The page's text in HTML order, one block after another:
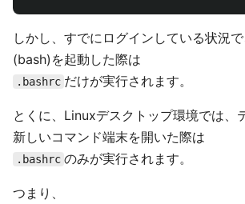
しかし、すでにログインしている状況
(bash)を起動した際は
.bashrc だけが実行されます。
とくに、Linuxデスクトップ環境では、
新しいコマンド端末を開いた際は
.bashrc のみが実行されます。
つまり、